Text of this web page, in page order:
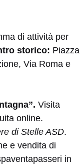
di attività per
storico: Piazza
Via Roma e
Visita
online.
di Stelle ASD.
e vendita di
in